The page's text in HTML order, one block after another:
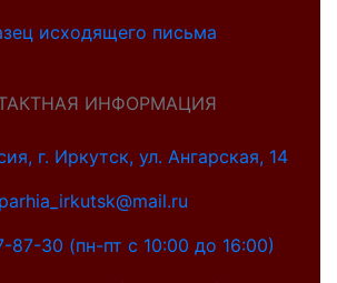
исходящего письма
ИНФОРМАЦИЯ
г. Иркутск, ул. Ангарская, 14
87-30 (пн-пт с 10:00 до 16:00)